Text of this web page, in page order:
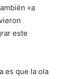
«a
este
es que la ola